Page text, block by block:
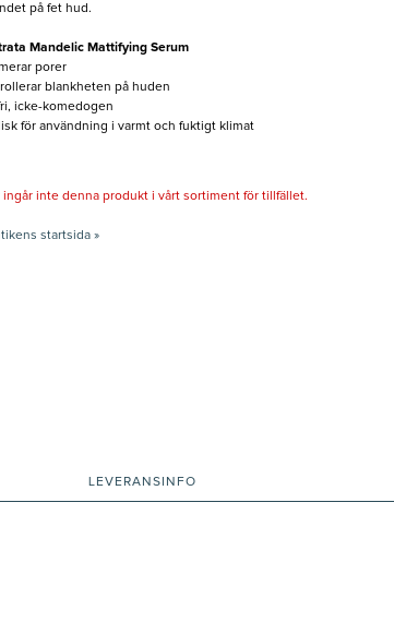
på fet hud.
Mandelic Mattifying Serum
porer
blankheten på huden
icke-komedogen
för användning i varmt och fuktigt klimat
ingår inte denna produkt i vårt sortiment för tillfället.
startsida »
LEVERANSINFO